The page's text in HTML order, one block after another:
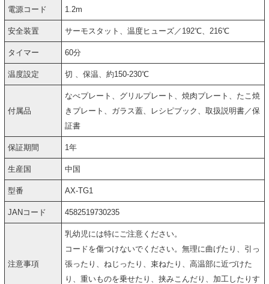
電源コード 1.2m
安全装置 サーモスタット、温度ヒューズ／192℃、216℃
タイマー 60分
温度設定 切 、保温、約150-230℃
付属品
なべプレート、グリルプレート、焼肉プレート、たこ焼
きプレート、ガラス蓋、レシピブック、取扱説明書／保
証書
保証期間 1年
生産国 中国
型番 AX-TG1
JANコード 4582519730235
注意事項
乳幼児には特にご注意ください。
コードを傷つけないでください。無理に曲げたり、引っ
張ったり、ねじったり、束ねたり、高温部に近づけた
り、重いものを乗せたり、挟みこんだり、加工したりす